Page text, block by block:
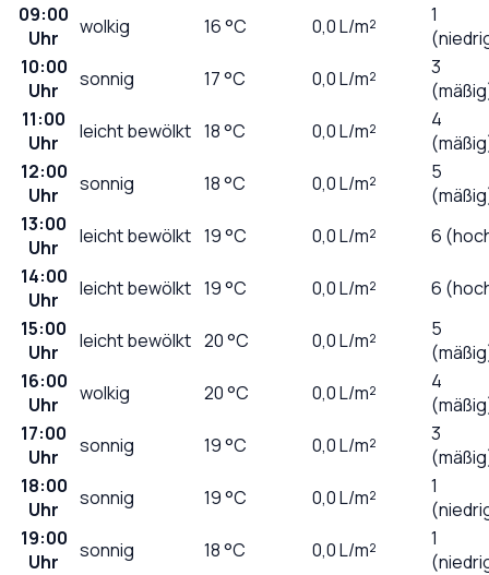
09:00
Uhr
wolkig 16°C 0,0L/m²
1
10:00
Uhr
sonnig 17°C 0,0L/m²
3
11:00
Uhr
leicht bewölkt 18°C 0,0L/m²
4
12:00
Uhr
sonnig 18°C 0,0L/m²
5
13:00
Uhr
leicht bewölkt 19°C 0,0L/m²
6
14:00
Uhr
leicht bewölkt 19°C 0,0L/m²
6
15:00
Uhr
leicht bewölkt 20°C 0,0L/m²
5
16:00
Uhr
wolkig 20°C 0,0L/m²
4
17:00
Uhr
sonnig 19°C 0,0L/m²
3
18:00
Uhr
sonnig 19°C 0,0L/m²
1
19:00
Uhr
sonnig 18°C 0,0L/m²
1